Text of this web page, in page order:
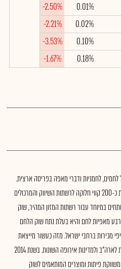
0.01%
-2.50%
0.02%
-2.21%
0.10%
-3.53%
0.18%
-1.67%
לחמים, לחמניות ודברי מאפה בפריסה ארצית.
המוצרים הטריים מגיעים מדי בוקר באמצעות כ-200 קווי חלוקה לרשתות השיווק והמרכולים
במיוחד עבור רשתות המזון המהיר, שוק
מאפיות לחם והיא בעלת נתח שוק הלחם
בישראל. בנוסף מפעילה החברה 17 סניפי מכירות ברחבי ישראל. מזה כעשור מייצאת
המאפייה מגוון מאפים קפואים וביניהם פיתות לארה"ב ולמדינות אירופה השונות. בשנת 2014
פיתות ומוצרים המותאמים לשוק